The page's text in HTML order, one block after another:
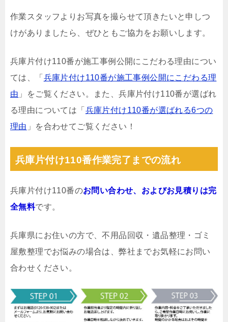
作業スタッフよりお写真を撮らせて頂きたいと申しつ
けがありましたら、ぜひともご協力をお願いします。
兵庫片付け110番が施工事例公開にこだわる理由につい
ては、「 兵庫片付け110番が施工事例公開にこだわる理
由 」をご覧ください。また、兵庫片付け110番が選ばれ
る理由については「 兵庫片付け110番が選ばれる6つの
理由 」を合わせてご覧ください！
兵庫片付け110番作業完了までの流れ
兵庫片付け110番のお問い合わせ、およびお見積りは完
全無料です。
兵庫県にお住いの方で、不用品回収・遺品整理・ゴミ
屋敷整理でお悩みの場合は、弊社までお気軽にお問い
合わせください。